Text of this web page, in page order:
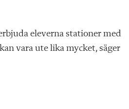
eleverna stationer med
vara ute lika mycket, säger